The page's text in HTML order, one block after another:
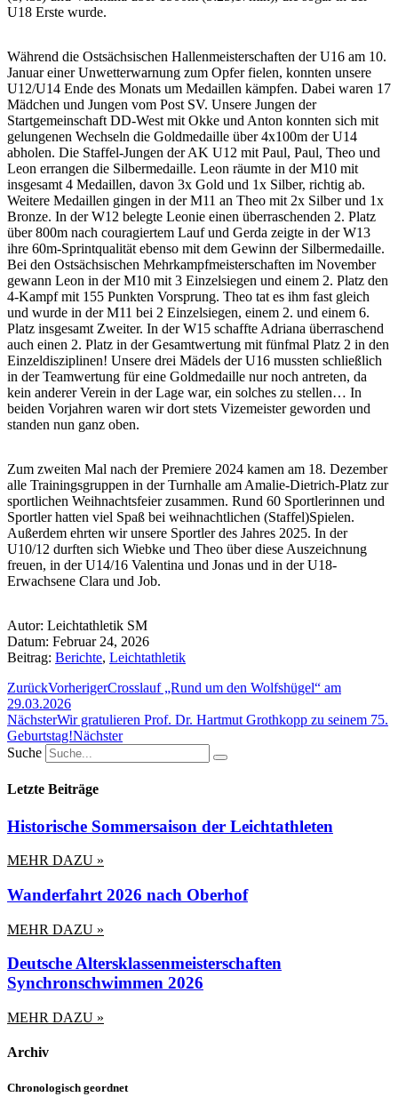
U18 Erste wurde.
Während die Ostsächsischen Hallenmeisterschaften der U16 am 10.
Januar einer Unwetterwarnung zum Opfer fielen, konnten unsere
U12/U14 Ende des Monats um Medaillen kämpfen. Dabei waren 17
Mädchen und Jungen vom Post SV. Unsere Jungen der
Startgemeinschaft DD-West mit Okke und Anton konnten sich mit
gelungenen Wechseln die Goldmedaille über 4x100m der U14
abholen. Die Staffel-Jungen der AK U12 mit Paul, Paul, Theo und
Leon errangen die Silbermedaille. Leon räumte in der M10 mit
insgesamt 4 Medaillen, davon 3x Gold und 1x Silber, richtig ab.
Weitere Medaillen gingen in der M11 an Theo mit 2x Silber und 1x
Bronze. In der W12 belegte Leonie einen überraschenden 2. Platz
über 800m nach couragiertem Lauf und Gerda zeigte in der W13
ihre 60m-Sprintqualität ebenso mit dem Gewinn der Silbermedaille.
Bei den Ostsächsischen Mehrkampfmeisterschaften im November
gewann Leon in der M10 mit 3 Einzelsiegen und einem 2. Platz den
4-Kampf mit 155 Punkten Vorsprung. Theo tat es ihm fast gleich
und wurde in der M11 bei 2 Einzelsiegen, einem 2. und einem 6.
Platz insgesamt Zweiter. In der W15 schaffte Adriana überraschend
auch einen 2. Platz in der Gesamtwertung mit fünfmal Platz 2 in den
Einzeldisziplinen! Unsere drei Mädels der U16 mussten schließlich
in der Teamwertung für eine Goldmedaille nur noch antreten, da
kein anderer Verein in der Lage war, ein solches zu stellen… In
beiden Vorjahren waren wir dort stets Vizemeister geworden und
standen nun ganz oben.
Zum zweiten Mal nach der Premiere 2024 kamen am 18. Dezember
alle Trainingsgruppen in der Turnhalle am Amalie-Dietrich-Platz zur
sportlichen Weihnachtsfeier zusammen. Rund 60 Sportlerinnen und
Sportler hatten viel Spaß bei weihnachtlichen (Staffel)Spielen.
Außerdem ehrten wir unsere Sportler des Jahres 2025. In der
U10/12 durften sich Wiebke und Theo über diese Auszeichnung
freuen, in der U14/16 Valentina und Jonas und in der U18-
Erwachsene Clara und Job.
Autor: Leichtathletik SM
Datum: Februar 24, 2026
Beitrag: Berichte, Leichtathletik
ZurückVorherigerCrosslauf „Rund um den Wolfshügel“ am
29.03.2026
NächsterWir gratulieren Prof. Dr. Hartmut Grothkopp zu seinem 75.
Geburtstag!Nächster
Suche
Letzte Beiträge
Historische Sommersaison der Leichtathleten
MEHR DAZU »
Wanderfahrt 2026 nach Oberhof
MEHR DAZU »
Deutsche Altersklassenmeisterschaften
Synchronschwimmen 2026
MEHR DAZU »
Archiv
Chronologisch geordnet